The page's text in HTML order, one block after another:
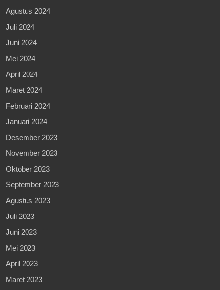
Agustus 2024
Juli 2024
Juni 2024
Mei 2024
April 2024
Maret 2024
Februari 2024
Januari 2024
Desember 2023
November 2023
Oktober 2023
September 2023
Agustus 2023
Juli 2023
Juni 2023
Mei 2023
April 2023
Maret 2023